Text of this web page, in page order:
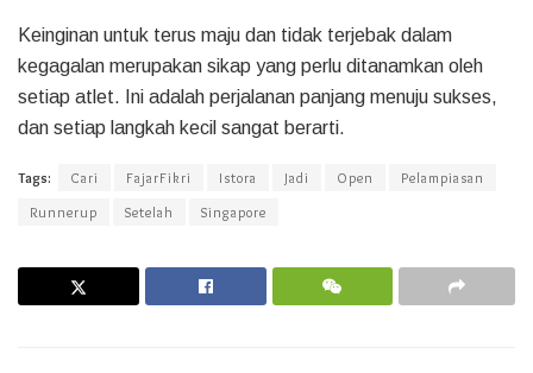
Keinginan untuk terus maju dan tidak terjebak dalam
kegagalan merupakan sikap yang perlu ditanamkan oleh
setiap atlet. Ini adalah perjalanan panjang menuju sukses,
dan setiap langkah kecil sangat berarti.
Tags: Cari FajarFikri Istora Jadi Open
Pelampiasan
Runnerup
Setelah Singapore